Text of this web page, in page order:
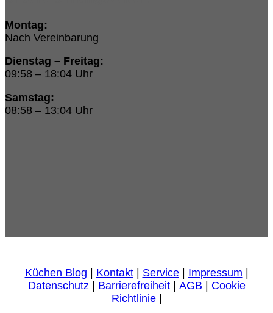
Montag:
Nach Vereinbarung
Dienstag – Freitag:
09:58 – 18:04 Uhr
Samstag:
08:58 – 13:04 Uhr
Küchen Blog Kontakt| Service| Impressum
Datenschutz| Barrierefreiheit| AGB
Cookie
Richtlinie|